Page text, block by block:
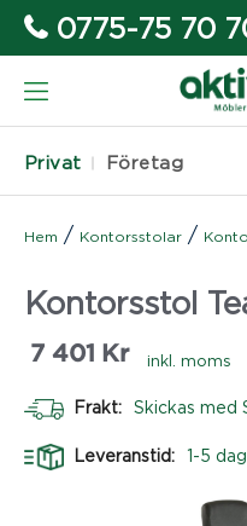
0775-75 70
Privat Företag
Hem / Kontorsstolar /
Kontorsstol
7 401 Kr inkl. moms
Frakt: Skickas med
Leveranstid: 1-5